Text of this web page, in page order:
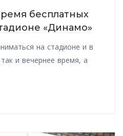
бесплатных
«Динамо»
на стадионе и в
и вечернее время, а